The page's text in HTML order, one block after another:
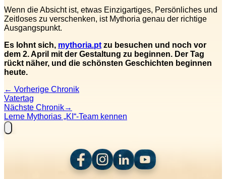
Wenn die Absicht ist, etwas Einzigartiges, Persönliches und
Zeitloses zu verschenken, ist Mythoria genau der richtige
Ausgangspunkt.
Es lohnt sich, mythoria.pt zu besuchen und noch vor
dem 2. April mit der Gestaltung zu beginnen. Der Tag
rückt näher, und die schönsten Geschichten beginnen
heute.
← Vorherige Chronik
Vatertag
Nächste Chronik→
Lerne Mythorias „KI“-Team kennen